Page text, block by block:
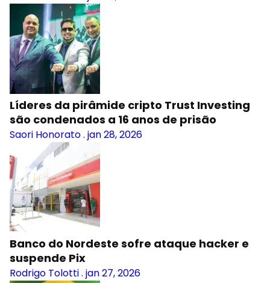
Líderes da pirâmide cripto Trust Investing
são condenados a 16 anos de prisão
Saori Honorato. jan 28, 2026
Banco do Nordeste sofre ataque hacker e
suspende Pix
Rodrigo Tolotti. jan 27, 2026